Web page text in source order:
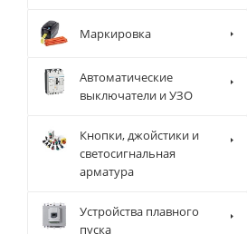
Маркировка
Автоматические
выключатели и УЗО
Кнопки, джойстики и
светосигнальная
арматура
Устройства плавного
пуска